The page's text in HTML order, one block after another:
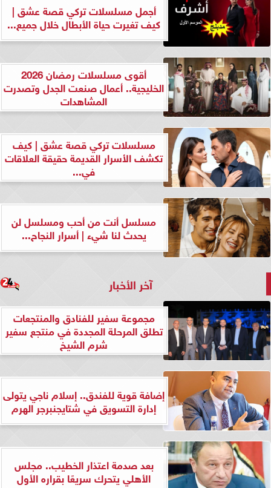
أجمل مسلسلات تركي قصة عشق |
كيف تغيرت حياة الأبطال خلال جميع...
أقوى مسلسلات رمضان 2026
الخليجية.. أعمال صنعت الجدل وتصدرت
المشاهدات
مسلسلات تركي قصة عشق | كيف
تكشف الأسرار القديمة حقيقة العلاقات
في...
مسلسل أنت من أحب ومسلسل لن
يحدث لنا شيء | أسرار النجاح...
آخر الأخبار
مجموعة سفير للفنادق والمنتجعات
تطلق المرحلة المجددة في منتجع سفير
شرم الشيخ
إضافة قوية للفندق.. إسلام ناجي يتولى
إدارة التسويق في شتايجنبرجر الهرم
بعد صدمة اعتذار الخطيب.. مجلس
الأهلي يتحرك سريعًا بقراره الأول